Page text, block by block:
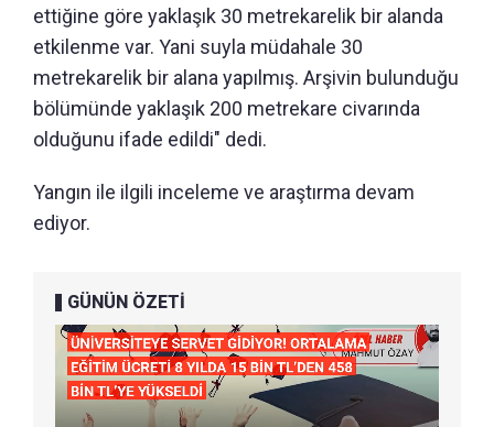
ettiğine göre yaklaşık 30 metrekarelik bir alanda
etkilenme var. Yani suyla müdahale 30
metrekarelik bir alana yapılmış. Arşivin bulunduğu
bölümünde yaklaşık 200 metrekare civarında
olduğunu ifade edildi" dedi.
Yangın ile ilgili inceleme ve araştırma devam
ediyor.
GÜNÜN ÖZETİ